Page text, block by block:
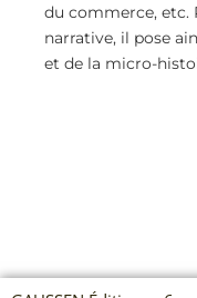
du commerce, etc.
narrative, il pose
et de la micro-